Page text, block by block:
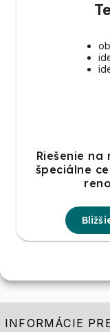
Riešenie
špeciálne
INFORMÁCIE